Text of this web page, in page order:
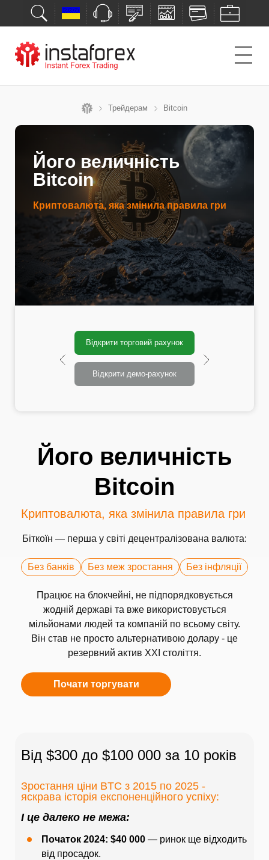
Трейдерам Bitcoin
Його величність
Bitcoin
Криптовалюта, яка змінила правила гри
Відкрити торговий рахунок
Відкрити демо-рахунок
Його величність
Bitcoin
Криптовалюта, яка змінила правила гри
Біткоїн — перша у світі децентралізована валюта:
Без банків Без меж зростання Без інфляції
Працює на блокчейні, не підпорядковується
жодній державі та вже використовується
мільйонами людей та компаній по всьому світу.
Він став не просто альтернативою долару - це
резервний актив XXI століття.
Почати торгувати
Від $300 до $100 000 за 10 років
Зростання ціни BTC з 2015 по 2025 -
яскрава історія експоненційного успіху:
І це далеко не межа:
Початок 2024: $40 000 — ринок ще відходить
від просадок.